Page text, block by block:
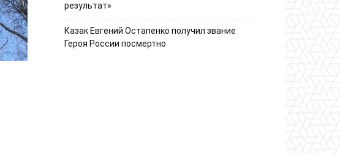
результат»
Казак Евгений Остапенко получил звание
Героя России посмертно